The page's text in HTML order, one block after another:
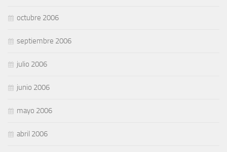
octubre 2006
septiembre 2006
julio 2006
junio 2006
mayo 2006
abril 2006